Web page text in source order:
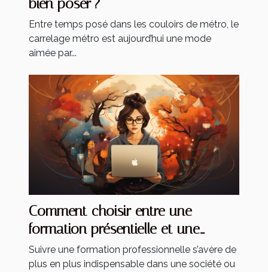
bien poser ?
Entre temps posé dans les couloirs de métro, le
carrelage métro est aujourd’hui une mode
aimée par...
Comment choisir entre une
formation présentielle et une
formation à distance ?
Suivre une formation professionnelle s’avère de
plus en plus indispensable dans une société ou